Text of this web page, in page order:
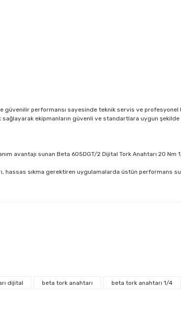
güvenilir performansı sayesinde teknik servis ve profesyonel
ekipmanların güvenli ve standartlara uygun şekilde
avantajı sunan Beta 605DGT/2 Dijital Tork Anahtarı 20
hassas sıkma gerektiren uygulamalarda üstün performans
ve desi sınırına bakılmaksızın ücretsiz olarak
dijital beta tork anahtarı beta tork anahtarı 1/4